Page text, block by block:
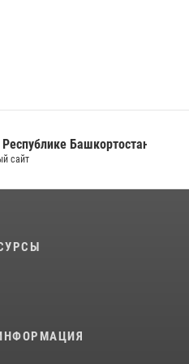
навыкиБашкортостан